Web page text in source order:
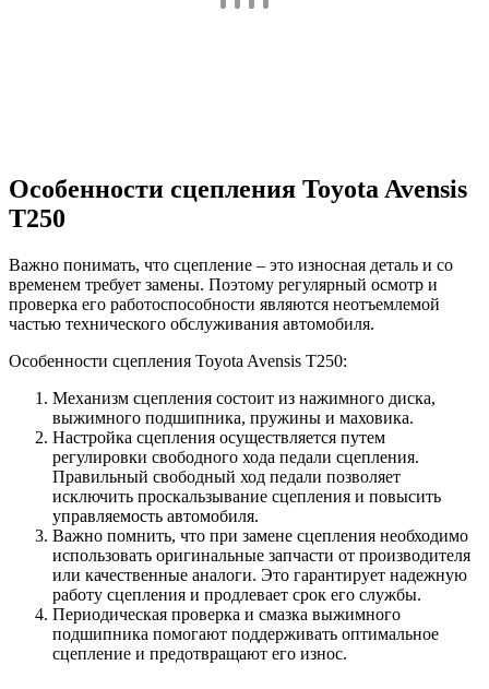
Особенности сцепления Toyota Avensis
T250
Важно понимать, что сцепление – это износная деталь и со
временем требует замены. Поэтому регулярный осмотр и
проверка его работоспособности являются неотъемлемой
частью технического обслуживания автомобиля.
Особенности сцепления Toyota Avensis T250:
Механизм сцепления состоит из нажимного диска,
выжимного подшипника, пружины и маховика.
Настройка сцепления осуществляется путем
регулировки свободного хода педали сцепления.
Правильный свободный ход педали позволяет
исключить проскальзывание сцепления и повысить
управляемость автомобиля.
Важно помнить, что при замене сцепления необходимо
использовать оригинальные запчасти от производителя
или качественные аналоги. Это гарантирует надежную
работу сцепления и продлевает срок его службы.
Периодическая проверка и смазка выжимного
подшипника помогают поддерживать оптимальное
сцепление и предотвращают его износ.